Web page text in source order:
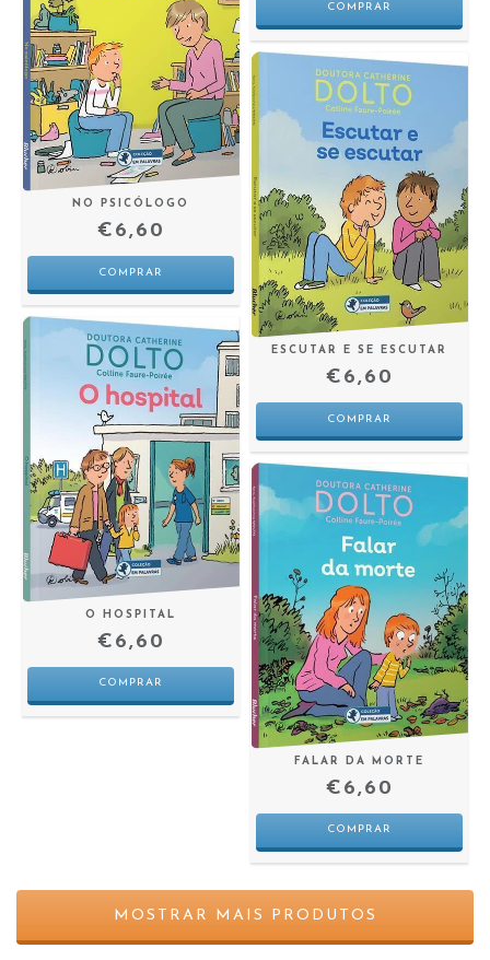
NO PSICÓLOGO
€6,60
ESCUTAR E SE ESCUTAR
€6,60
O HOSPITAL
€6,60
FALAR DA MORTE
€6,60
MOSTRAR MAIS PRODUTOS